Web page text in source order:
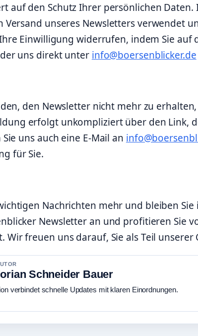
auf den Schutz Ihrer persönlichen Daten.
Versand unseres Newsletters verwendet
Einwilligung widerrufen, indem Sie auf
uns direkt unter info@boersenblicker.de
den Newsletter nicht mehr zu
erfolgt unkompliziert über den Link,
uns auch eine E-Mail an
für Sie.
Nachrichten mehr und bleiben
Newsletter an und profitieren Sie
freuen uns darauf, Sie als Teil
Schneider Bauer
verbindet schnelle Updates mit klaren Einordnungen.